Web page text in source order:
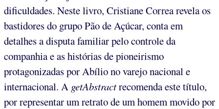
dificuldades. Neste livro, Cristiane Correa revela os
bastidores do grupo Pão de Açúcar, conta em
detalhes a disputa familiar pelo controle da
companhia e as histórias de pioneirismo
protagonizadas por Abílio no varejo nacional e
internacional. A getAbstractrecomenda este título,
por representar um retrato de um homem movido por